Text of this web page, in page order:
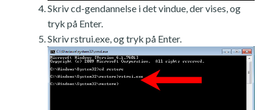
Skriv cd-gendannelse i det vindue, der vises, og
tryk på Enter.
Skriv rstrui.exe, og tryk på Enter.